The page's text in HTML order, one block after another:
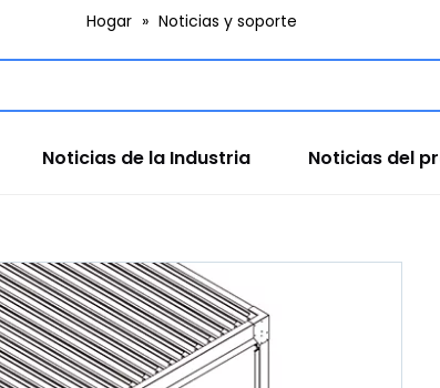
Hogar » Noticias y soporte
Noticias de la Industria Noticias del